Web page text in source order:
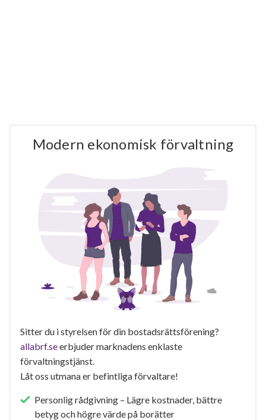
Modern ekonomisk förvaltning
Sitter du i styrelsen för din bostadsrättsförening?
allabrf.seerbjuder marknadens enklaste
förvaltningstjänst.
Låt oss utmana er befintliga förvaltare!
Personlig rådgivning – Lägre kostnader, bättre
betyg och högre värde på borätter